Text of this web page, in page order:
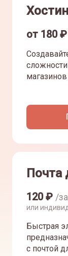
от 180₽
Почта
120₽ /
или
Быстрая
с почтой